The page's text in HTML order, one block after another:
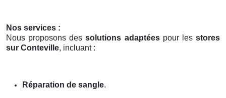
Nos services :
Nous proposons dessolutions adaptéespour lesstores
sur Conteville, incluant :
Réparation de sangle.